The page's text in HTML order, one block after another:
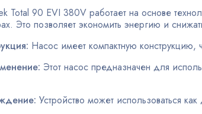
Total 90 EVI 380V работает на основе
Это позволяет экономить энергию и
Насос имеет компактную конструкцию,
Этот насос предназначен для
Устройство может использоваться